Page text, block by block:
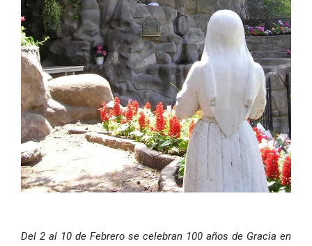
Del 2 al 10 de Febrero se celebran 100 años de Gracia en